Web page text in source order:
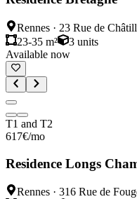
Rennes · 23 Rue de
23-35 m²
3 units
Available now
T1 and T2
617€/mo
Residence Longs
Rennes · 316 Rue de